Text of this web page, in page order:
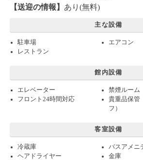
【送迎の情報】 あり(無料)
主な設備
駐車場
エアコン
レストラン
館内設備
エレベーター
禁煙ルーム
フロント24時間対応
貴重品保管
フ）
客室設備
冷蔵庫
バスアメニ
ヘアドライヤー
金庫